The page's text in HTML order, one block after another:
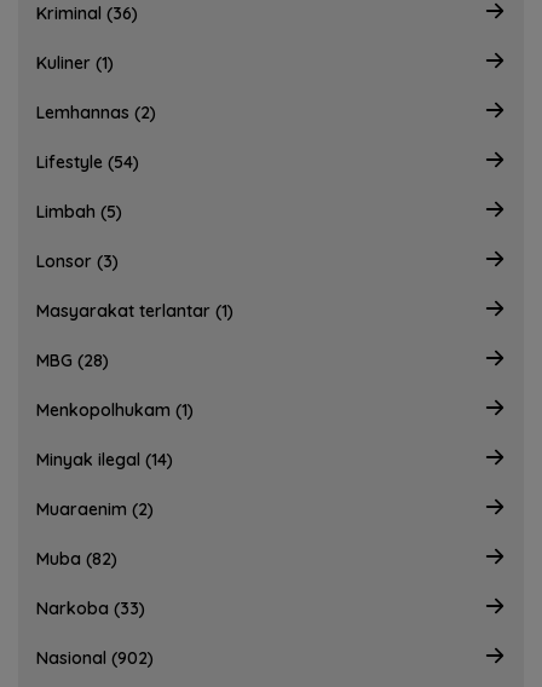
Kriminal (36)
Kuliner (1)
Lemhannas (2)
Lifestyle (54)
Limbah (5)
Lonsor (3)
Masyarakat terlantar (1)
MBG (28)
Menkopolhukam (1)
Minyak ilegal (14)
Muaraenim (2)
Muba (82)
Narkoba (33)
Nasional (902)